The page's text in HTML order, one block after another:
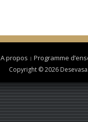
A propos Programme
Copyright © 2026